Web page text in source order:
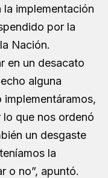
implementación
por la
Nación.
en un desacato
alguna
que nos ordenó
un desgaste
la
o no”, apuntó.